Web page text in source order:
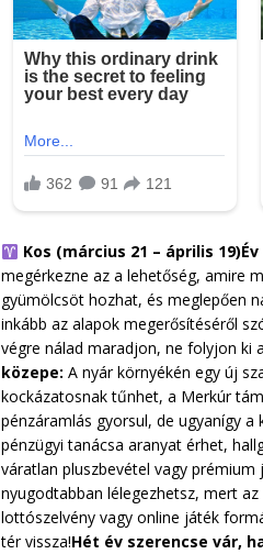
Kos (március 21 – április 19)
megérkezne az a lehetőség, amire
gyümölcsöt hozhat, és meglepően
inkább az alapok megerősítéséről
végre nálad maradjon, ne folyjon ki
közepe: A nyár környékén egy új
kockázatosnak tűnhet, a Merkúr
pénzáramlás gyorsul, de ugyanígy
pénzügyi tanácsa aranyat érhet,
váratlan pluszbevétel vagy
nyugodtabban lélegezhetsz, mert
lottószelvény vagy online játék
tér vissza!Hét év szerencse vár,